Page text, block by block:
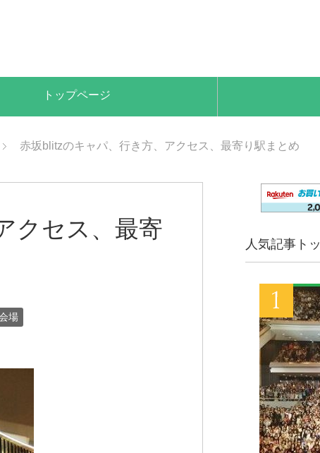
トップページ
赤坂blitzのキャパ、行き方、アクセス、最寄り駅まとめ
クセス、最寄
場
人気記事ト